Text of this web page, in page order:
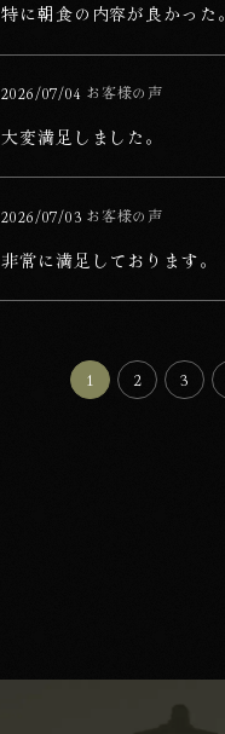
特に朝食の内容が良かった。
大変満足しました。
公開日
2026/07/04
カテゴリーお客様の声
非常に満足しております。
公開日
2026/07/03
カテゴリーお客様の声
1 2 3